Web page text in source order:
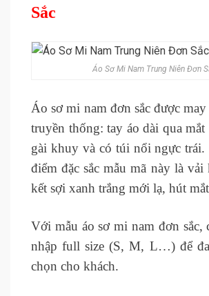
Sắc
Áo Sơ Mi Nam Trung Niên Đơn
Áo sơ mi nam đơn sắc được
truyền thống: tay áo dài qua mắt
gài khuy và có túi nổi ngực trái.
điểm đặc sắc mẫu mã này là vải
kết sợi xanh trắng mới lạ, hút
Với mẫu áo sơ mi nam đơn sắc,
nhập full size (S, M, L…) để
chọn cho khách.